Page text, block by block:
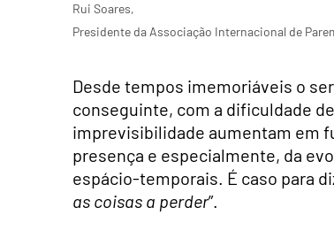
Rui Soares,
Presidente da Associação Internacional de
Desde tempos imemoriáveis o
conseguinte, com a dificuldade
imprevisibilidade aumentam em
presença e especialmente, da
espácio-temporais. É caso para
as coisas a perder”.